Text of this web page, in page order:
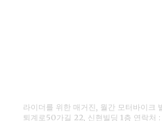
라이더를 위한 매거진, 월간 모터바이크
퇴계로50가길 22, 신현빌딩 1층 연락